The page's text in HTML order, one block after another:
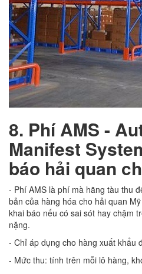
8. Phí AMS -
Manifest
báo hải quan
- Phí AMS là phí mà hãng tàu thu
bản của hàng hóa cho hải quan
khai báo nếu có sai sót hay chậm
nặng.
- Chỉ áp dụng cho hàng xuất khẩu
- Mức thu: tính trên mỗi lô hàng,